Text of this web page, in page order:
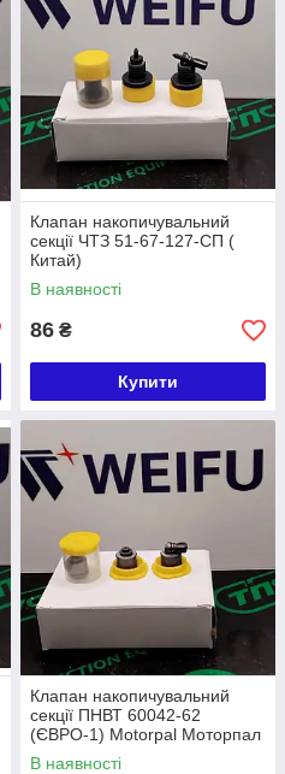
Клапан накопичувальний
секції ЧТЗ 51-67-127-СП (
Китай)
В наявності
86 ₴
Купити
Клапан накопичувальний
секції ПНВТ 60042-62
(ЄВРО-1) Motorpal Моторпал
Китай
В наявності